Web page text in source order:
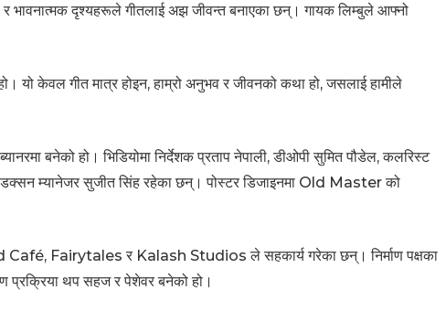
र भावनात्मक दृश्यहरूले गीतलाई अझ जीवन्त बनाएका छन्। गायक लिम्बुले आफ्नो
यो केवल गीत मात्र होइन, हाम्रो अनुभव र जीवनको कथा हो, जसलाई हामीले
बनेको हो। भिडियोमा निर्देशक प्रताप नेपाली, डीओपी सुमित पौडेल, कलरिस्ट
म्यानेजर सुजीत सिंह रहेका छन्। पोस्टर डिजाइनमा Old Master को
Fairytales र Kalash Studios ले सहकार्य गरेका छन्। निर्माण पक्षका
प्रक्रिया थप सहज र पेशेवर बनेको हो।